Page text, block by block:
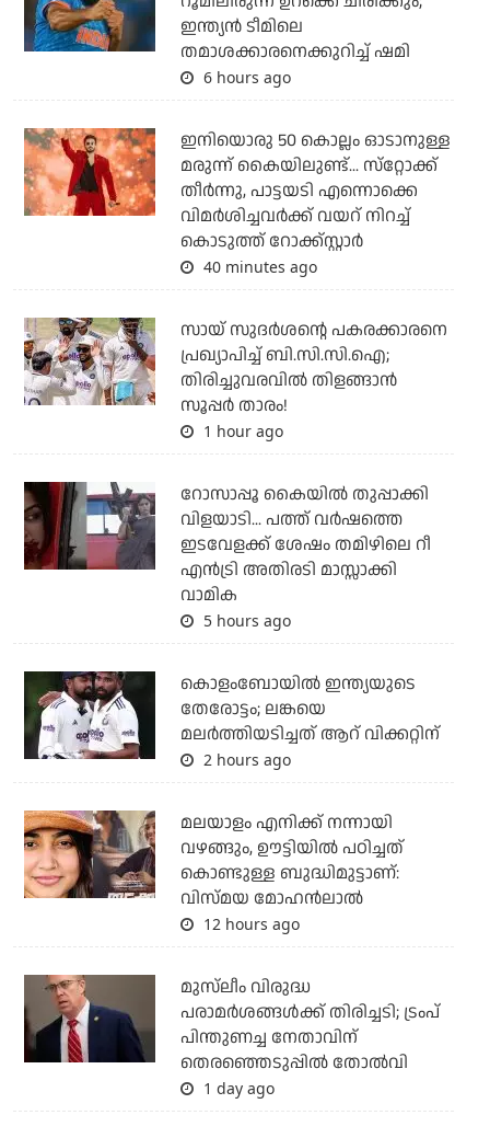
ഇന്ത്യന്‍ ടീമിലെ
തമാശക്കാരനെക്കുറിച്ച് ഷമി
6 hours ago
ഇനിയൊരു 50 കൊല്ലം ഓടാനുള്ള
മരുന്ന് കൈയിലുണ്ട്... സ്‌റ്റോക്ക്
തീര്‍ന്നു, പാട്ടയടി എന്നൊക്കെ
വിമര്‍ശിച്ചവര്‍ക്ക് വയറ് നിറച്ച്
കൊടുത്ത് റോക്ക്‌സ്റ്റാര്‍
40 minutes ago
സായ് സുദര്‍ശന്റെ പകരക്കാരനെ
പ്രഖ്യാപിച്ച് ബി.സി.സി.ഐ;
തിരിച്ചുവരവില്‍ തിളങ്ങാന്‍
സൂപ്പര്‍ താരം!
1 hour ago
റോസാപ്പൂ കൈയില്‍ തുപ്പാക്കി
വിളയാടി... പത്ത് വര്‍ഷത്തെ
ഇടവേളക്ക് ശേഷം തമിഴിലെ റീ
എന്‍ട്രി അതിരടി മാസ്സാക്കി
വാമിക
5 hours ago
കൊളംബോയില്‍ ഇന്ത്യയുടെ
തേരോട്ടം; ലങ്കയെ
മലര്‍ത്തിയടിച്ചത് ആറ് വിക്കറ്റിന്
2 hours ago
മലയാളം എനിക്ക് നന്നായി
വഴങ്ങും, ഊട്ടിയില്‍ പഠിച്ചത്
കൊണ്ടുള്ള ബുദ്ധിമുട്ടാണ്:
വിസ്മയ മോഹന്‍ലാല്‍
12 hours ago
മുസ്‌ലീം വിരുദ്ധ
പരാമര്‍ശങ്ങള്‍ക്ക് തിരിച്ചടി; ട്രംപ്
പിന്തുണച്ച നേതാവിന്
തെരഞ്ഞെടുപ്പില്‍ തോല്‍വി
1 day ago